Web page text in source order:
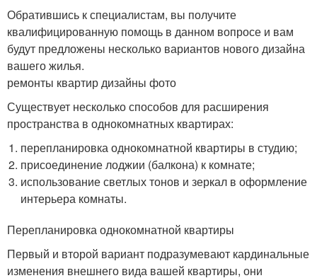
Обратившись к специалистам, вы получите
квалифицированную помощь в данном вопросе и вам
будут предложены несколько вариантов нового дизайна
вашего жилья.
ремонты квартир дизайны фото
Существует несколько способов для расширения
пространства в однокомнатных квартирах:
перепланировка однокомнатной квартиры в студию;
присоединение лоджии (балкона) к комнате;
использование светлых тонов и зеркал в оформление
интерьера комнаты.
Перепланировка однокомнатной квартиры
Первый и второй вариант подразумевают кардинальные
изменения внешнего вида вашей квартиры, они